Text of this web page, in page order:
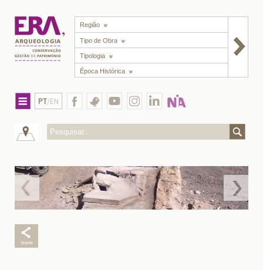
Região
Tipo de Obra
Tipologia
Época Histórica
PT/EN